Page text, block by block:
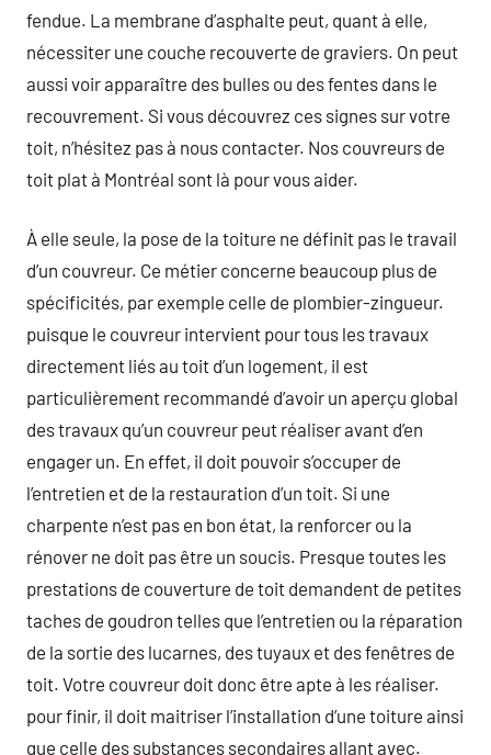
fendue. La membrane d’asphalte peut, quant à elle,
nécessiter une couche recouverte de graviers. On peut
aussi voir apparaître des bulles ou des fentes dans le
recouvrement. Si vous découvrez ces signes sur votre
toit, n’hésitez pas à nous contacter. Nos couvreurs de
toit plat à Montréal sont là pour vous aider.
À elle seule, la pose de la toiture ne définit pas le travail
d’un couvreur. Ce métier concerne beaucoup plus de
spécificités, par exemple celle de plombier-zingueur.
puisque le couvreur intervient pour tous les travaux
directement liés au toit d’un logement, il est
particulièrement recommandé d’avoir un aperçu global
des travaux qu’un couvreur peut réaliser avant d’en
engager un. En effet, il doit pouvoir s’occuper de
l’entretien et de la restauration d’un toit. Si une
charpente n’est pas en bon état, la renforcer ou la
rénover ne doit pas être un soucis. Presque toutes les
prestations de couverture de toit demandent de petites
taches de goudron telles que l’entretien ou la réparation
de la sortie des lucarnes, des tuyaux et des fenêtres de
toit. Votre couvreur doit donc être apte à les réaliser.
pour finir, il doit maitriser l’installation d’une toiture ainsi
que celle des substances secondaires allant avec.